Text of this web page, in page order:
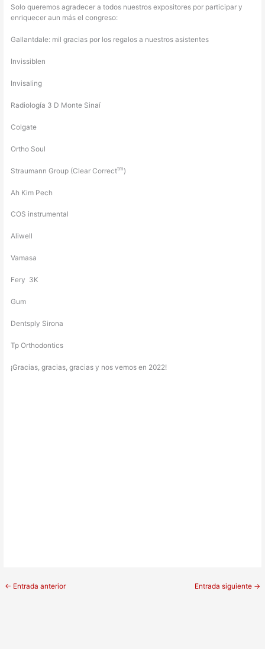
Solo queremos agradecer a todos nuestros expositores por participar y
enriquecer aun más el congreso:
Gallantdale: mil gracias por los regalos a nuestros asistentes
Invissiblen
Invisaling
Radiología 3 D Monte Sinaí
Colgate
Ortho Soul
Straumann Group (Clear Correcttm)
Ah Kim Pech
COS instrumental
Aliwell
Vamasa
Fery 3K
Gum
Dentsply Sirona
Tp Orthodontics
¡Gracias, gracias, gracias y nos vemos en 2022!
← Entrada anterior Entrada siguiente →